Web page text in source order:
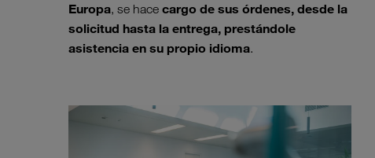
Europa, se hace cargo de sus órdenes, desde la
solicitud hasta la entrega, prestándole
asistencia en su propio idioma.